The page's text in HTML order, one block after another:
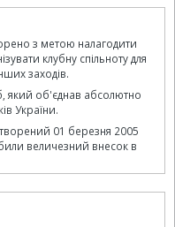
з метою налагодити
клубну спільноту для
заходів.
який об'єднав абсолютно
України.
01 березня 2005
величезний внесок в